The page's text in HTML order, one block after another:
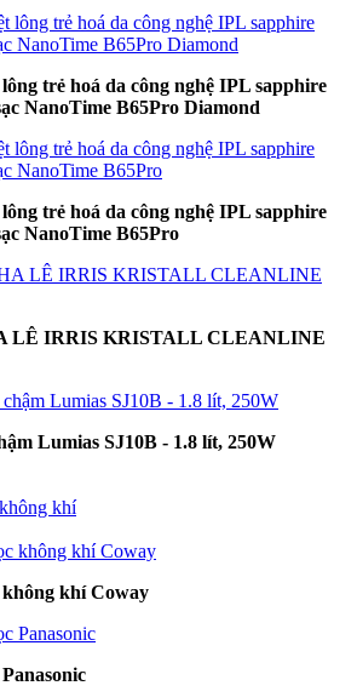
trẻ hoá da công nghệ IPL sapphire
NanoTime B65Pro Diamond
trẻ hoá da công nghệ IPL sapphire
NanoTime B65Pro
LÊ IRRIS KRISTALL CLEANLINE
Lumias SJ10B - 1.8 lít, 250W
khí
khí Coway